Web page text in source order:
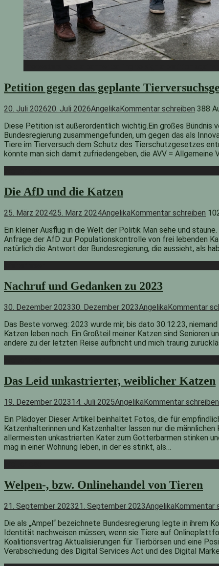
Petition gegen das geplante
20. Juli 202620. Juli 2026AngelikaKommentar schreiben 388
Diese Petition ist außerordentlich wichtig.Ein großes Bündnis
Bundesregierung zusammengefunden, um gegen das als
Tiere im Tierversuch dem Schutz des Tierschutzgesetzes
könnte man sich damit zufriedengeben, die AVV =
Die AfD und die Katzen
25. März 202425. März 2024AngelikaKommentar schreiben
Ein kleiner Ausflug in die Welt der Politik Man sehe und
Anfrage der AfD zur Populationskontrolle von frei lebenden
natürlich die Antwort der Bundesregierung, die aussieht, als
Nachruf und Gedanken zu 2023
30. Dezember 202330. Dezember 2023AngelikaKommentar
Das Beste vorweg: 2023 wurde mir, bis dato 30.12.23,
Katzen leben noch. Ein Großteil meiner Katzen sind Senioren
andere zu der letzten Reise aufbricht und mich traurig
Das Leid unkastrierter, weiblicher Katzen
19. Dezember 202314. Juli 2025AngelikaKommentar schreiben
Ein Plädoyer Dieser Artikel beinhaltet Fotos, die für
Katzenhalterinnen und Katzenhalter lassen nur die
allermeisten unkastrierten Kater zum Gotterbarmen stinken
mag in einer Wohnung leben, in der es stinkt, als…
Welpen-, bzw. Onlinehandel von Tieren
21. September 202321. September 2023AngelikaKommentar
Die als „Ampel“ bezeichnete Bundesregierung legte in ihrem
Identität nachweisen müssen, wenn sie Tiere auf
Koalitionsvertrag Aktualisierungen für Tierbörsen und eine
Verabschiedung des Digital Services Act und des Digital